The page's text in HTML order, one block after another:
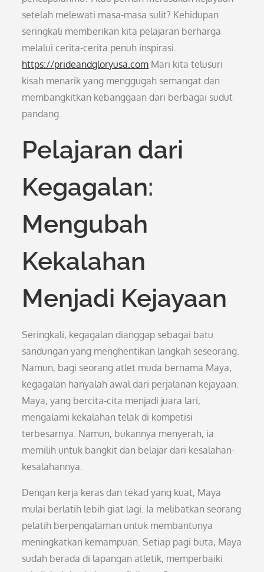
setelah melewati masa-masa sulit? Kehidupan
seringkali memberikan kita pelajaran berharga
melalui cerita-cerita penuh inspirasi.
https://prideandgloryusa.com Mari kita telusuri
kisah menarik yang menggugah semangat dan
membangkitkan kebanggaan dari berbagai sudut
pandang.
Pelajaran dari
Kegagalan:
Mengubah
Kekalahan
Menjadi Kejayaan
Seringkali, kegagalan dianggap sebagai batu
sandungan yang menghentikan langkah seseorang.
Namun, bagi seorang atlet muda bernama Maya,
kegagalan hanyalah awal dari perjalanan kejayaan.
Maya, yang bercita-cita menjadi juara lari,
mengalami kekalahan telak di kompetisi
terbesarnya. Namun, bukannya menyerah, ia
memilih untuk bangkit dan belajar dari kesalahan-
kesalahannya.
Dengan kerja keras dan tekad yang kuat, Maya
mulai berlatih lebih giat lagi. Ia melibatkan seorang
pelatih berpengalaman untuk membantunya
meningkatkan kemampuan. Setiap pagi buta, Maya
sudah berada di lapangan atletik, memperbaiki